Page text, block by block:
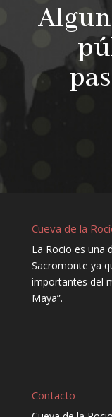
Cueva de la
La Rocio es una
Sacromonte ya
importantes del
Maya”.
Contacto